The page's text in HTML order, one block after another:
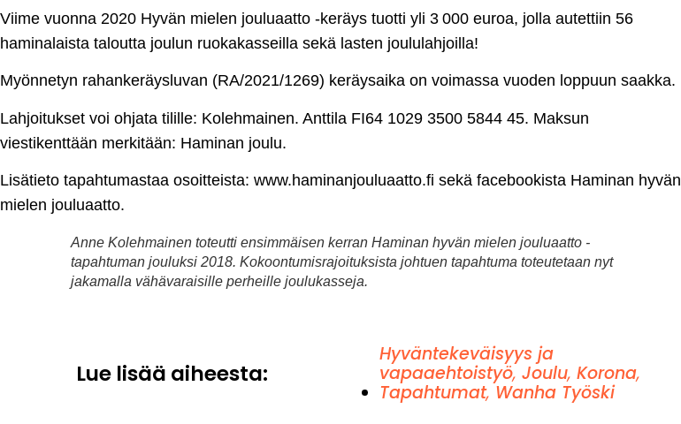
Viime vuonna 2020 Hyvän mielen jouluaatto -keräys tuotti yli 3 000 euroa, jolla autettiin 56
haminalaista taloutta joulun ruokakasseilla sekä lasten joululahjoilla!
Myönnetyn rahankeräysluvan (RA/2021/1269) keräysaika on voimassa vuoden loppuun saakka.
Lahjoitukset voi ohjata tilille: Kolehmainen. Anttila FI64 1029 3500 5844 45. Maksun
viestikenttään merkitään: Haminan joulu.
Lisätieto tapahtumastaa osoitteista: www.haminanjouluaatto.fi sekä facebookista Haminan hyvän
mielen jouluaatto.
Anne Kolehmainen toteutti ensimmäisen kerran Haminan hyvän mielen jouluaatto -
tapahtuman jouluksi 2018. Kokoontumisrajoituksista johtuen tapahtuma toteutetaan nyt
jakamalla vähävaraisille perheille joulukasseja.
Lue lisää aiheesta:
Hyväntekeväisyys ja
vapaaehtoistyö, Joulu, Korona,
Tapahtumat, Wanha Työski